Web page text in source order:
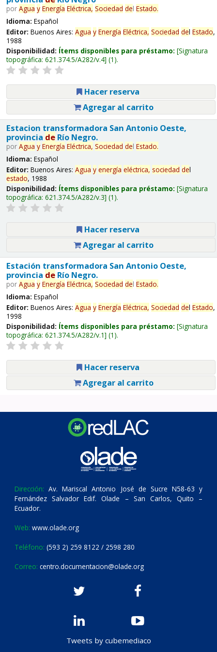
por Agua y Energía Eléctrica, Sociedad del Estado.
Idioma: Español
Editor: Buenos Aires: Agua y Energía Eléctrica, Sociedad del Estado,
1988
Disponibilidad: Ítems disponibles para préstamo: Signatura
topográfica: 621.374.5/A282/v.4 (1).
Hacer reserva
Agregar al carrito
Estacion transformadora San Antonio Oeste,
provincia deRío Negro.
por Agua y Energía Eléctrica, Sociedad del Estado.
Idioma: Español
Editor: Buenos Aires: Agua y energía eléctrica, sociedad del
estado, 1988
Disponibilidad: Ítems disponibles para préstamo: Signatura
topográfica: 621.374.5/A282/v.3 (1).
Hacer reserva
Agregar al carrito
Estación transformadora San Antonio Oeste,
provincia deRío Negro.
por Agua y Energía Eléctrica, Sociedad del Estado.
Idioma: Español
Editor: Buenos Aires: Agua y Energía Eléctrica, Sociedad del Estado,
1998
Disponibilidad: Ítems disponibles para préstamo: Signatura
topográfica: 621.374.5/A282/v.1 (1).
Hacer reserva
Agregar al carrito
Dirección: Av. Mariscal Antonio José de Sucre N58-63 y
Fernández Salvador Edif. Olade – San Carlos, Quito –
Ecuador.
Web: www.olade.org
Teléfono: (593 2) 259 8122 / 2598 280
Correo: centro.documentacion@olade.org
Tweets by cubemediaco